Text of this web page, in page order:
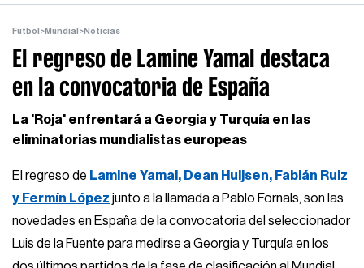
Futbol >Mundial >Noticias
El regreso de Lamine Yamal destaca
en la convocatoria de España
La 'Roja' enfrentará a Georgia y Turquía en las
eliminatorias mundialistas europeas
El regreso de Lamine Yamal, Dean Huijsen, Fabián Ruiz
y Fermín López junto a la llamada a Pablo Fornals, son las
novedades en España de la convocatoria del seleccionador
Luis de la Fuente para medirse a Georgia y Turquía en los